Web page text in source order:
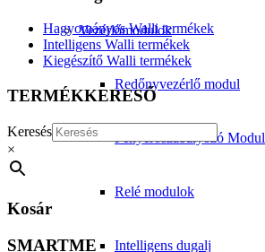
Vezérlőmodulok
Redőnyvezérlő modul
Fényerőszabályozó Modul
Relé modulok
Intelligens dugalj
Hagyományos Walli termékek
Intelligens Walli termékek
Kiegészítő Walli termékek
TERMÉKKERESŐ
Keresés
×
Kosár
SMARTME